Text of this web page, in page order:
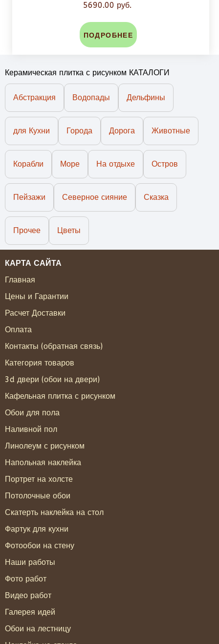
5690.00 руб.
ПОДРОБНЕЕ
Керамическая плитка с рисунком КАТАЛОГИ
Абстракция Водопады Дельфины
для Кухни Города Дорога Животные
Корабли Море На отдыхе Остров
Пейзажи Северное сияние Сказка
Прочее Цветы
КАРТА САЙТА
Главная
Цены и Гарантии
Расчет Доставки
Оплата
Контакты (обратная связь)
Категория товаров
3d двери (обои на двери)
Кафельная плитка с рисунком
Обои для пола
Наливной пол
Линолеум с рисунком
Напольная наклейка
Портрет на холсте
Потолочные обои
Скатерть наклейка на стол
Фартук для кухни
Фотообои на стену
Наши работы
Фото работ
Видео работ
Галерея идей
Обои на лестницу